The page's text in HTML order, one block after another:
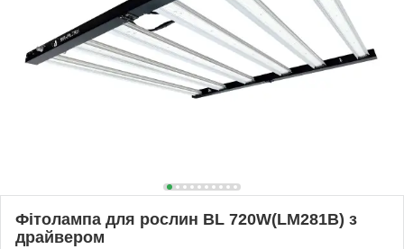
Фітолампа для рослин BL 720W(LM281B) з
драйвером